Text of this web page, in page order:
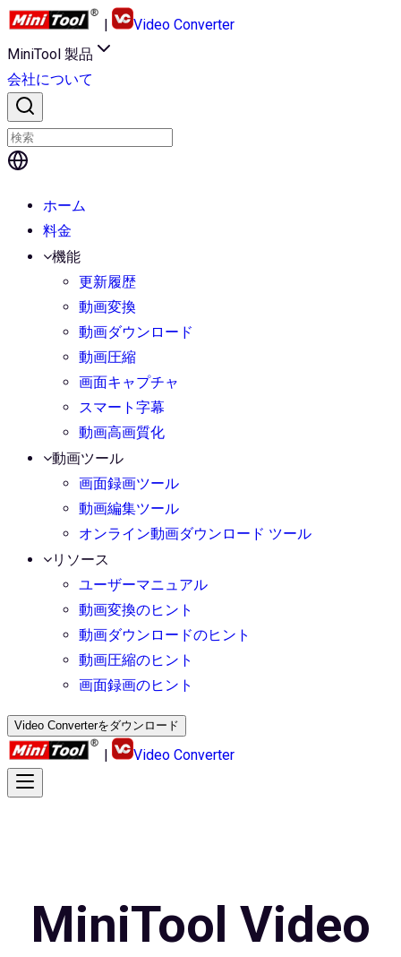
|
Video Converter
MiniTool 製品
会社について
ホーム
料金
機能
更新履歴
動画変換
動画ダウンロード
動画圧縮
画面キャプチャ
スマート字幕
動画高画質化
動画ツール
画面録画ツール
動画編集ツール
オンライン動画ダウンロード ツール
リソース
ユーザーマニュアル
動画変換のヒント
動画ダウンロードのヒント
動画圧縮のヒント
画面録画のヒント
Video Converterをダウンロード
| Video Converter
MiniTool Video